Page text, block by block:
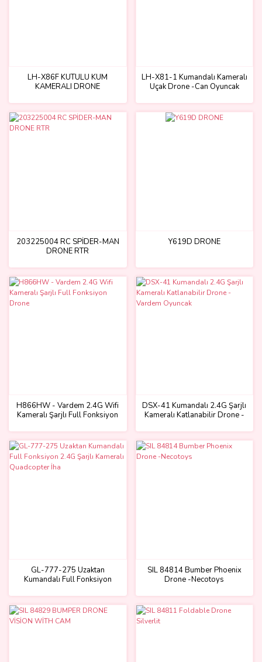
LH-X86F KUTULU KUM
KAMERALI DRONE
LH-X81-1 Kumandalı Kameralı
Uçak Drone -Can Oyuncak
203225004 RC SPİDER-MAN
DRONE RTR
Y619D DRONE
H866HW - Vardem 2.4G Wifi
Kameralı Şarjlı Full Fonksiyon
DSX-41 Kumandalı 2.4G Şarjlı
Kameralı Katlanabilir Drone -
GL-777-275 Uzaktan
Kumandalı Full Fonksiyon
Quadcopter İha
SIL 84814 Bumber Phoenix
Drone -Necotoys